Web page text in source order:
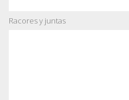
Racores y juntas